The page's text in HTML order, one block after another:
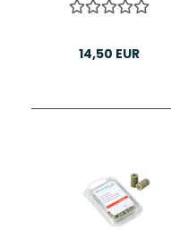
60Stück
14,50 EUR